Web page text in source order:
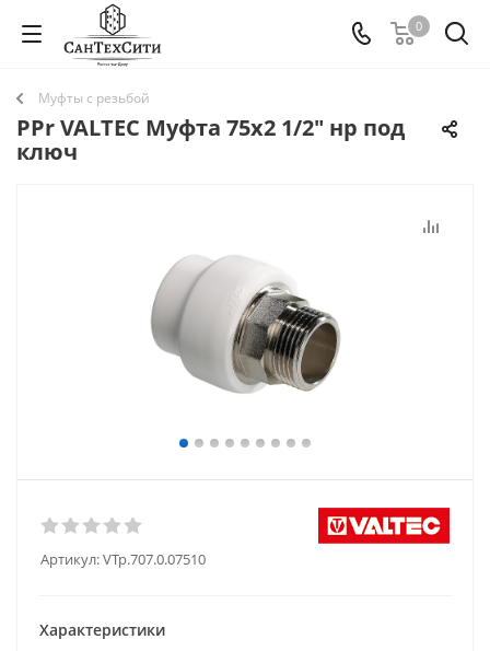
0
Муфты с резьбой
PPr VALTEC Муфта 75х2 1/2" нр под
ключ
Артикул:VTp.707.0.07510
Характеристики